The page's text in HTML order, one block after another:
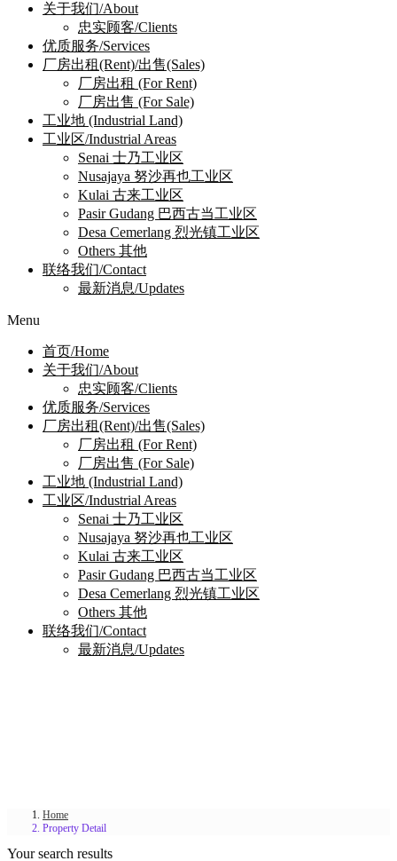
关于我们/About
忠实顾客/Clients
优质服务/Services
厂房出租(Rent)/出售(Sales)
厂房出租 (For Rent)
厂房出售 (For Sale)
工业地 (Industrial Land)
工业区/Industrial Areas
Senai 士乃工业区
Nusajaya 努沙再也工业区
Kulai 古来工业区
Pasir Gudang 巴西古当工业区
Desa Cemerlang 烈光镇工业区
Others 其他
联络我们/Contact
最新消息/Updates
Menu
首页/Home
关于我们/About
忠实顾客/Clients
优质服务/Services
厂房出租(Rent)/出售(Sales)
厂房出租 (For Rent)
厂房出售 (For Sale)
工业地 (Industrial Land)
工业区/Industrial Areas
Senai 士乃工业区
Nusajaya 努沙再也工业区
Kulai 古来工业区
Pasir Gudang 巴西古当工业区
Desa Cemerlang 烈光镇工业区
Others 其他
联络我们/Contact
最新消息/Updates
Home
Property Detail
Your search results